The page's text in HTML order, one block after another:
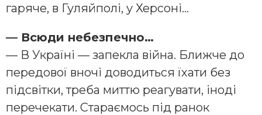
гаряче, в Гуляйполі, у Херсоні…
— Всюди небезпечно…
— В Україні — запекла війна. Ближче до
передової вночі доводиться їхати без
підсвітки, треба миттю реагувати, іноді
перечекати. Стараємось під ранок